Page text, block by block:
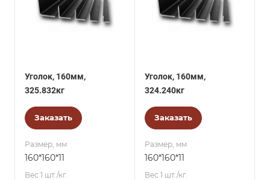
Уголок, 160мм,
325.832кг
Заказать
Размер, мм
160*160*11
Вес 1 шт./кг.
Уголок, 160мм,
324.240кг
Заказать
Размер, мм
160*160*11
Вес 1 шт./кг.